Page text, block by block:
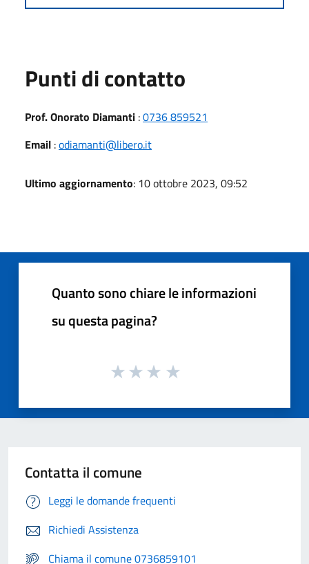
Punti di contatto
Prof. Onorato Diamanti :0736 859521
Email :odiamanti@libero.it
Ultimo aggiornamento: 10 ottobre 2023, 09:52
Quanto sono chiare le informazioni
su questa pagina?
Contatta il comune
Leggi le domande frequenti
Richiedi Assistenza
Chiama il comune 0736859101